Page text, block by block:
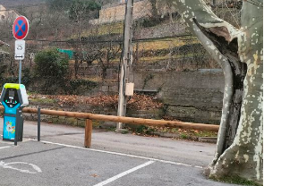
des bornes de recharge accélérées et
sont accessibles avec ou sans